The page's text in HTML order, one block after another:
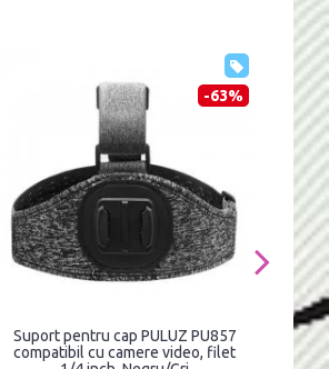
-63%
Suport pentru cap PULUZ PU857
compatibil cu camere video, filet